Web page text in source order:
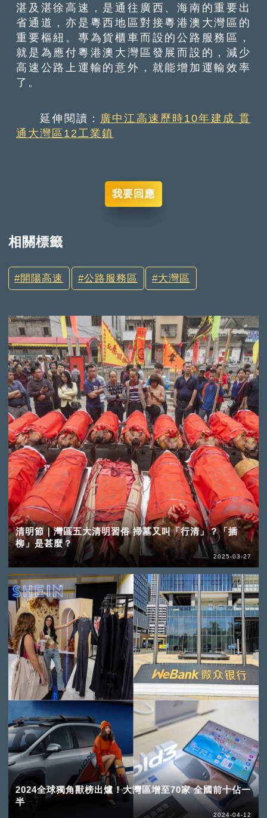
湛及湛徐高速，是通往廣西、海南的重要出
省通道，亦是粵西地區對接粵港澳大灣區的
重要樞紐。專為貨櫃車而設的公路服務區，
就是為應付粵港澳大灣區發展而設的，減少
高速公路上運輸的意外，就能增加運輸效率
了。
延伸閱讀： 廣中江高速歷時10年建成 貫
通大灣區12工業鎮
我要回應
相關標籤
開陽高速 公路服務區 大灣區
清明節｜灣區五大清明習俗 掃墓又叫「行清」？「插
柳」是甚麼？
2025-03-27
2024全球獨角獸榜出爐！大灣區增至70家 全國前十佔一
半
2024-04-12